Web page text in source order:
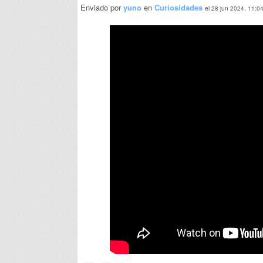
Enviado poryuno en Curiosidades el 28 jun 2024, 11:04